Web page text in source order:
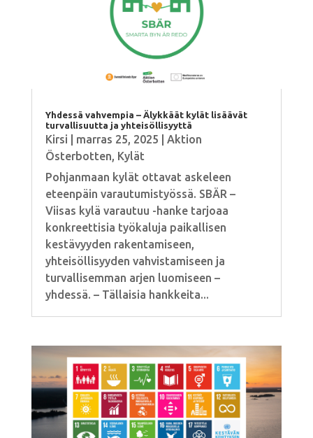
Yhdessä vahvempia – Älykkäät kylät lisäävät
turvallisuutta ja yhteisöllisyyttä
Kirsi marras 25, 2025
Aktion
Österbotten, Kylät
Pohjanmaan kylät ottavat askeleen
eteenpäin varautumistyössä. SBÄR –
Viisas kylä varautuu -hanke tarjoaa
konkreettisia työkaluja paikallisen
kestävyyden rakentamiseen,
yhteisöllisyyden vahvistamiseen ja
turvallisemman arjen luomiseen –
yhdessä. – Tällaisia hankkeita...